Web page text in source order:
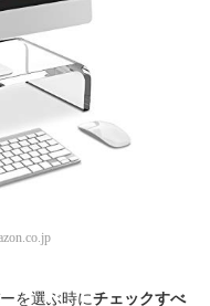
を選ぶ時にチェックすべ